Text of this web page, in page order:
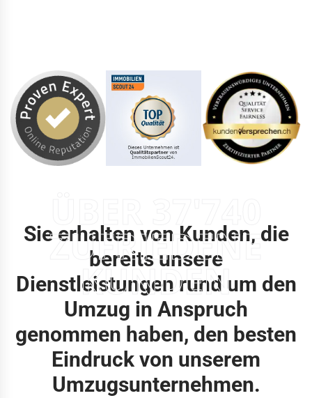
ZUFRIEDENE
KUNDEN
Sie erhalten von Kunden, die
bereits unsere
Dienstleistungen rund um den
Umzug in Anspruch
genommen haben, den besten
Eindruck von unserem
Umzugsunternehmen.